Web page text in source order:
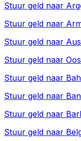
Stuur geld naar
Stuur geld naar
Stuur geld naar
Stuur geld naar
Stuur geld naar
Stuur geld naar
Stuur geld naar
Stuur geld naar